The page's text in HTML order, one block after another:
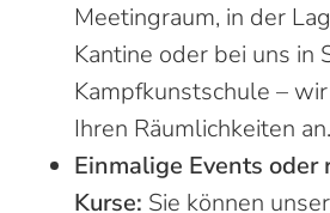
Meetingraum, in der
Kantine oder bei uns in
Kampfkunstschule –
Ihren Räumlichkeiten an.
Einmalige Events oder
Kurse: Sie können